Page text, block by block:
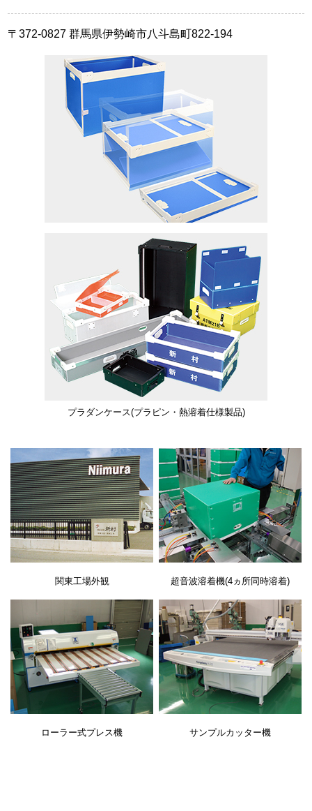
〒372-0827 群馬県伊勢崎市八斗島町822-194
プラダンケース(プラピン・熱溶着仕様製品)
関東工場外観 超音波溶着機(4ヵ所同時溶着)
ローラー式プレス機 サンプルカッター機